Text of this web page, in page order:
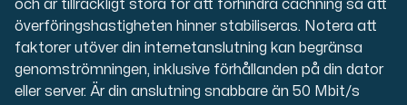
och är tillräckligt stora för att förhindra cachning så att
överföringshastigheten hinner stabiliseras. Notera att
faktorer utöver din internetanslutning kan begränsa
genomströmningen, inklusive förhållanden på din dator
eller server. Är din anslutning snabbare än 50 Mbit/s